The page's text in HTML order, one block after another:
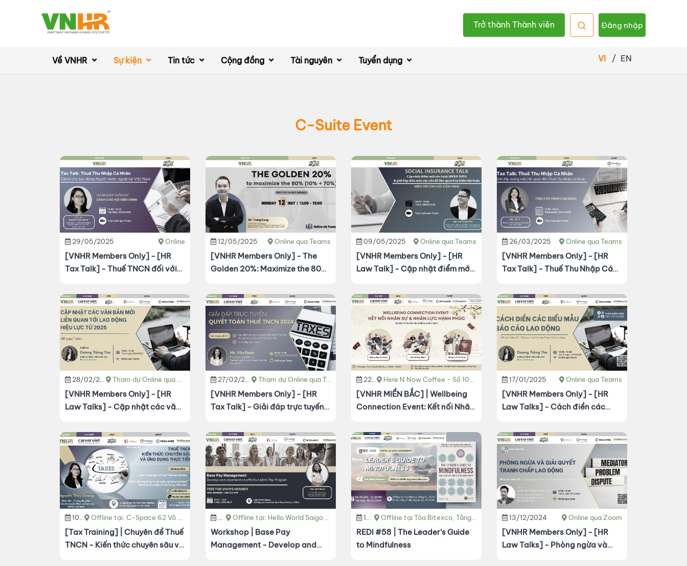
Trở thành Thành viên Đăng nhập
Về VNHR Sự kiện Tin tức Cộng đồng Tài nguyên Tuyển dụng VI / EN
C-Suite Event
29/05/2025 Online
[VNHR Members Only] - [HR
Tax Talk] - Thuế TNCN đối với
Việt Nam
12/05/2025 Online qua Teams
[VNHR Members Only] - The
Golden 20%: Maximize the 80%
09/05/2025 Online qua Teams
[VNHR Members Only] - [HR
Law Talk] - Cập nhật điểm mới
thắc mắc các vấn đề liên quan
bảo hiểm bắt buộc
26/03/2025 Online qua Teams
[VNHR Members Only] - [HR
Tax Talk] - Thuế Thu Nhập Cá
28/02/2025 Tham dự Online qua Teams
[VNHR Members Only] - [HR
Law Talks] - Cập nhật các văn
có hiệu lực từ 2025
27/02/2025 Tham dự Online qua Teams
[VNHR Members Only] - [HR
Tax Talk] - Giải đáp trực tuyến
22/02/2025 Here N Now Coffee - Số 109 Trịnh Công Sơn, Nhật Tân, Tây Hồ, Hà Nội.
[VNHR MIỀN BẮC] | Wellbeing
Connection Event: Kết nối Nhân
17/01/2025 Online qua Teams
[VNHR Members Only] - [HR
Law Talks] - Cách điền các
10/01/2025 Offline tại: C-Space 62 Võ Văn Tần, Phường Võ Thị Sáu, Quận 3, TP. HCM
[Tax Training] | Chuyên đề Thuế
TNCN - Kiến thức chuyên sâu và
20/12/2024
Offline tại: Hello World Saigon - 92A Nguyễn Hữu Cảnh, Phường 22, Quận Bình Thạnh, Hồ Chí Minh.
Workshop | Base Pay
Management - Develop and
14/12/2024 Offline tại Tòa Bitexco, Tầng 19 - Số 02 Đ. Hải Triều, P. Bến Nghé, Q.1, TP. HCM.
REDI #58 | The Leader’s Guide
to Mindfulness
13/12/2024 Online qua Zoom
[VNHR Members Only] - [HR
Law Talks] - Phòng ngừa và